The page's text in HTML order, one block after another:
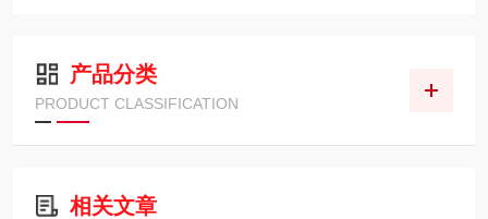
产品分类
PRODUCT CLASSIFICATION
相关文章